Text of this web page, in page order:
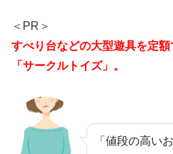
＜PR＞
すべり台などの大型遊具を定
「サークルトイズ」。
「値段の高い